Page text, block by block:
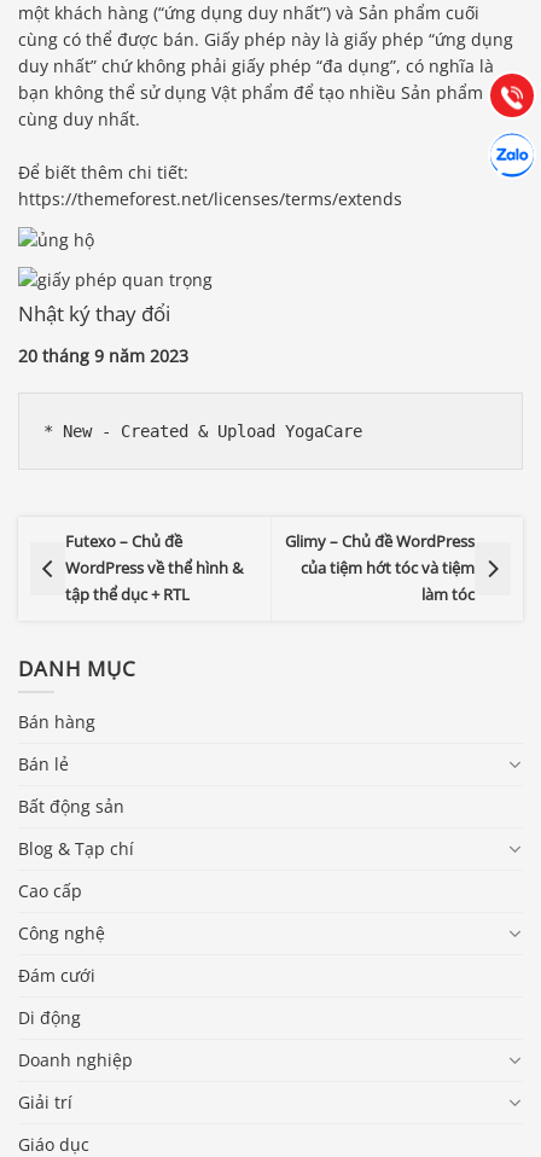
một khách hàng (“ứng dụng duy nhất”) và Sản phẩm cuối
cùng có thể được bán. Giấy phép này là giấy phép “ứng dụng
duy nhất” chứ không phải giấy phép “đa dụng”, có nghĩa là
bạn không thể sử dụng Vật phẩm để tạo nhiều Sản phẩm cuối
cùng duy nhất.
Để biết thêm chi tiết:
https://themeforest.net/licenses/terms/extends
Nhật ký thay đổi
20 tháng 9 năm 2023
* New - Created & Upload YogaCare
Futexo – Chủ đề
WordPress về thể hình &
tập thể dục + RTL
Glimy – Chủ đề WordPress
của tiệm hớt tóc và tiệm
làm tóc
DANH MỤC
Bán hàng
Bán lẻ
Bất động sản
Blog & Tạp chí
Cao cấp
Công nghệ
Đám cưới
Di động
Doanh nghiệp
Giải trí
Giáo dục
Gọi
Hướng dẫn & Hỗ trợ:
(028) 22.166.144
Chát
Tư vấn